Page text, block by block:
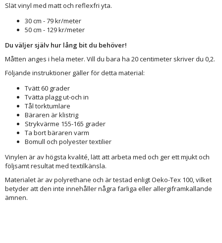
Slät vinyl med matt och reflexfri yta.
30 cm - 79 kr/meter
50 cm - 129 kr/meter
Du väljer själv hur lång bit du behöver!
Måtten anges i hela meter. Vill du bara ha 20 centimeter skriver du 0,2.
Följande instruktioner gäller för detta material:
Tvätt 60 grader
Tvätta plagg ut-och in
Tål torktumlare
Bäraren är klistrig
Strykvärme 155-165 grader
Ta bort bäraren varm
Bomull och polyester textilier
Vinylen är av högsta kvalité, lätt att arbeta med och ger ett mjukt och
följsamt resultat med textilkänsla.
Materialet är av polyrethane och är testad enligt Oeko-Tex 100, vilket
betyder att den inte innehåller några farliga eller allergiframkallande
ämnen.